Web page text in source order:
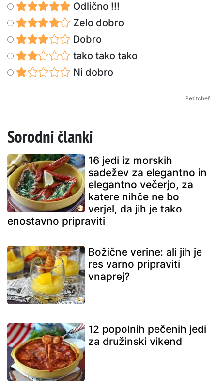
Odlično !!!
Zelo dobro
Dobro
tako tako tako
Ni dobro
Petitchef
Sorodni članki
16 jedi iz morskih
sadežev za elegantno in
elegantno večerjo, za
katere nihče ne bo
verjel, da jih je tako
enostavno pripraviti
Božične verine: ali jih je
res varno pripraviti
vnaprej?
12 popolnih pečenih jedi
za družinski vikend